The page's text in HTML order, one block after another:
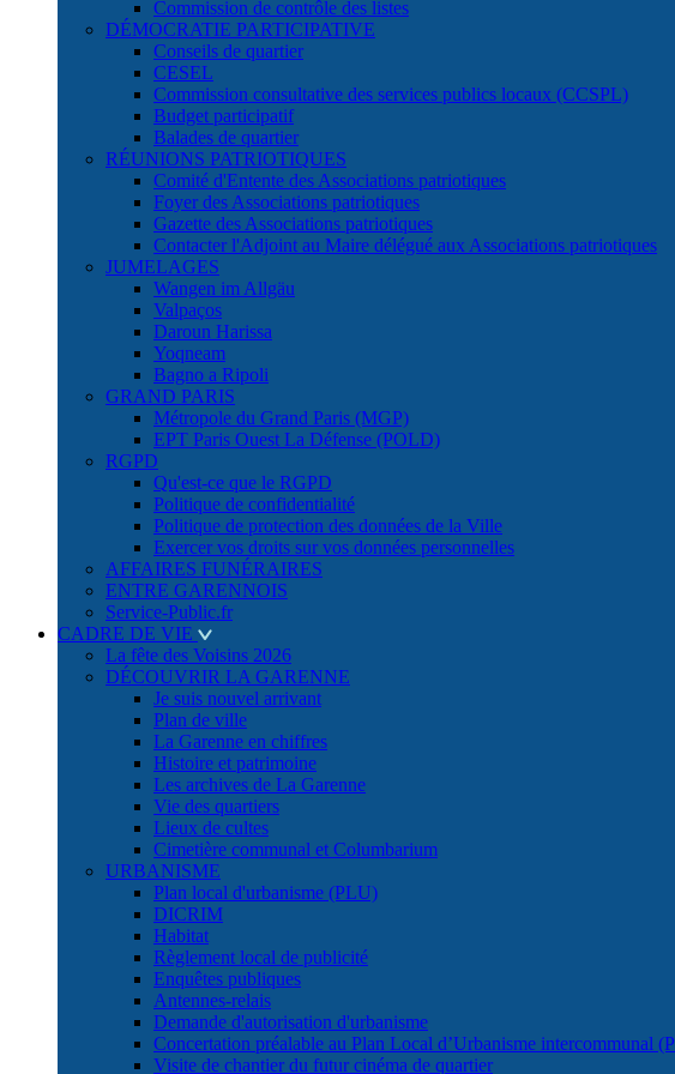
Commission de contrôle des listes
DÉMOCRATIE PARTICIPATIVE
Conseils de quartier
CESEL
Commission consultative des services publics locaux (CCSPL)
Budget participatif
Balades de quartier
RÉUNIONS PATRIOTIQUES
Comité d'Entente des Associations patriotiques
Foyer des Associations patriotiques
Gazette des Associations patriotiques
Contacter l'Adjoint au Maire délégué aux Associations patriotiques
JUMELAGES
Wangen im Allgäu
Valpaços
Daroun Harissa
Yoqneam
Bagno a Ripoli
GRAND PARIS
Métropole du Grand Paris (MGP)
EPT Paris Ouest La Défense (POLD)
RGPD
Qu'est-ce que le RGPD
Politique de confidentialité
Politique de protection des données de la Ville
Exercer vos droits sur vos données personnelles
AFFAIRES FUNÉRAIRES
ENTRE GARENNOIS
Service-Public.fr
CADRE DE VIE
La fête des Voisins 2026
DÉCOUVRIR LA GARENNE
Je suis nouvel arrivant
Plan de ville
La Garenne en chiffres
Histoire et patrimoine
Les archives de La Garenne
Vie des quartiers
Lieux de cultes
Cimetière communal et Columbarium
URBANISME
Plan local d'urbanisme (PLU)
DICRIM
Habitat
Règlement local de publicité
Enquêtes publiques
Antennes-relais
Demande d'autorisation d'urbanisme
Concertation préalable au Plan Local d’Urbanisme intercommunal
Visite de chantier du futur cinéma de quartier